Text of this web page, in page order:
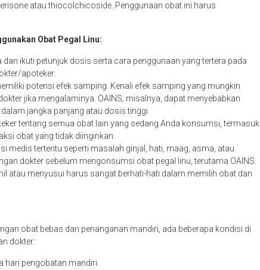
atau thiocolchicoside. Penggunaan obat ini harus
Obat Pegal Linu:
dan ikuti petunjuk dosis serta cara penggunaan yang tertera pada
apoteker.
potensi efek samping. Kenali efek samping yang mungkin
jika mengalaminya. OAINS, misalnya, dapat menyebabkan
jangka panjang atau dosis tinggi.
tentang semua obat lain yang sedang Anda konsumsi, termasuk
obat yang tidak diinginkan.
medis tertentu seperti masalah ginjal, hati, maag, asma, atau
dokter sebelum mengonsumsi obat pegal linu, terutama OAINS.
atau menyusui harus sangat berhati-hati dalam memilih obat dan
obat bebas dan penanganan mandiri, ada beberapa kondisi di
dokter:
hari pengobatan mandiri.